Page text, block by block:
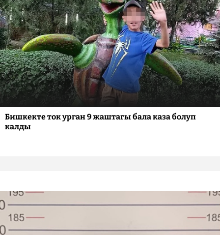
Бишкекте ток урган 9 жаштагы бала каза болуп
калды